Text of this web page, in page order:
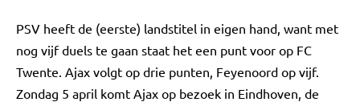
PSV heeft de (eerste) landstitel in eigen hand, want met
nog vijf duels te gaan staat het een punt voor op FC
Twente. Ajax volgt op drie punten, Feyenoord op vijf.
Zondag 5 april komt Ajax op bezoek in Eindhoven, de